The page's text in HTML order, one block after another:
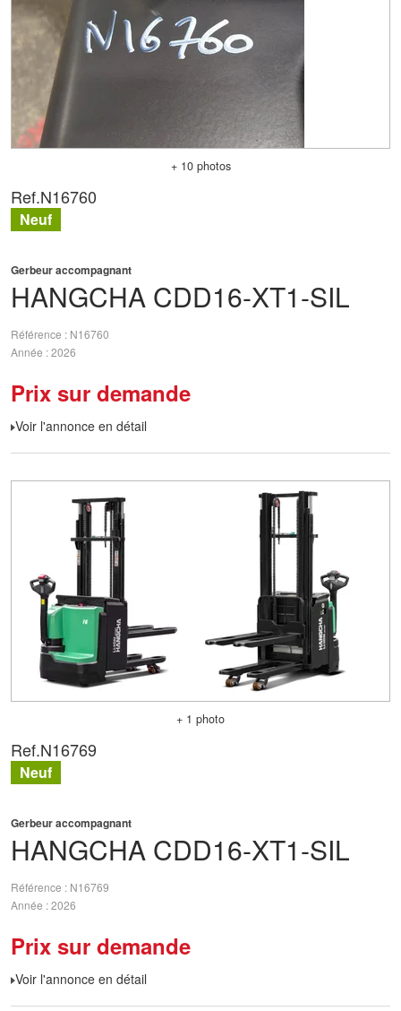
+ 10 photos
HANGCHA CDD16-XT1-SIL
Gerbeur accompagnant
Référence
N16760
Année 2026
Prix sur demande
Voir l'annonce en détail
Ref.N16760
Neuf
+ 1 photo
HANGCHA CDD16-XT1-SIL
Gerbeur accompagnant
Référence
N16769
Année 2026
Prix sur demande
Voir l'annonce en détail
Ref.N16769
Neuf